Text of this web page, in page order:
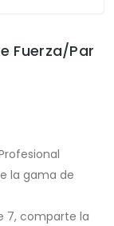
Fuerza/par
la gama de
7, comparte la